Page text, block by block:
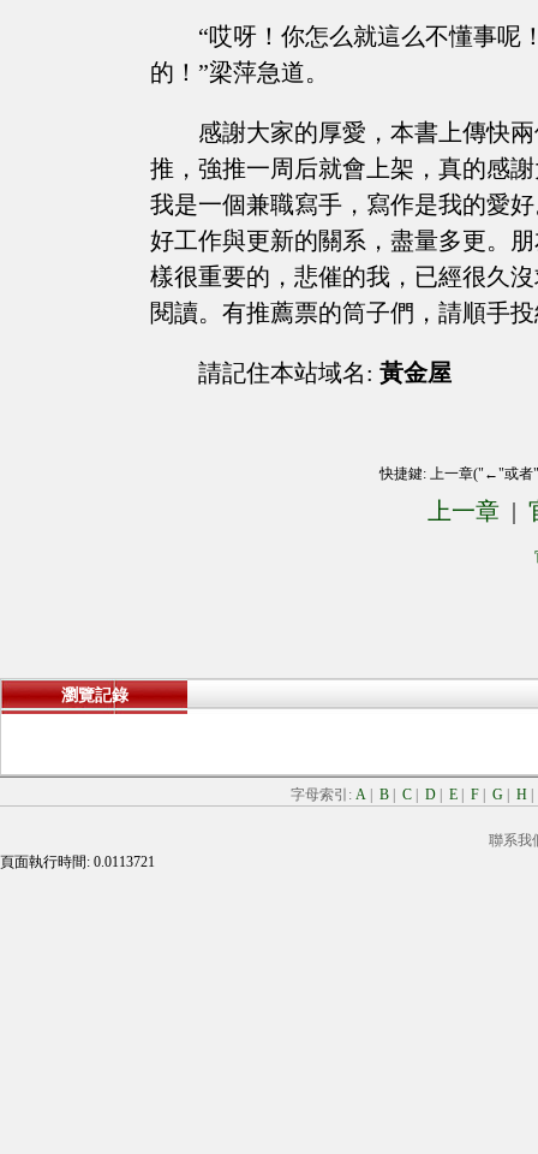
“哎呀！你怎么就這么不懂事呢
的！”梁萍急道。
感謝大家的厚愛，本書上傳快
推，強推一周后就會上架，真的感
我是一個兼職寫手，寫作是我的愛
好工作與更新的關系，盡量多更。
樣很重要的，悲催的我，已經很久
閱讀。有推薦票的筒子們，請順手
請記住本站域名: 黃金屋
快捷鍵: 上一章("←"或
上一章 |
瀏覽記錄
字母索引: A B C D E F G H
聯系我
頁面執行時間: 0.0113721